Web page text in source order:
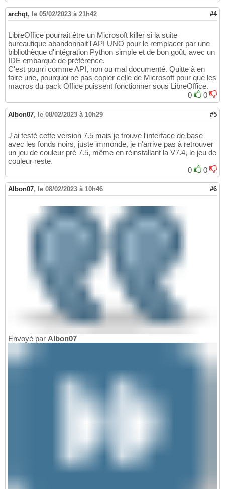
archqt, le 05/02/2023 à 21h42 #4
LibreOffice pourrait être un Microsoft killer si la suite
bureautique abandonnait l'API UNO pour le remplacer par une
bibliothèque d'intégration Python simple et de bon goût, avec un
IDE embarqué de préférence.
C'est pourri comme API, non ou mal documenté. Quitte à en
faire une, pourquoi ne pas copier celle de Microsoft pour que les
macros du pack Office puissent fonctionner sous LibreOffice.
0
0
Albon07, le 08/02/2023 à 10h29 #5
J'ai testé cette version 7.5 mais je trouve l'interface de base
avec les fonds noirs, juste immonde, je n'arrive pas à retrouver
un jeu de couleur pré 7.5, même en réinstallant la V7.4, le jeu de
couleur reste.
0
0
Albon07, le 08/02/2023 à 10h46 #6
Envoyé par Albon07